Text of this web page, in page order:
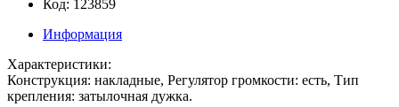
Код: 123859
Информация
Характеристики:
Конструкция: накладные, Регулятор громкости: есть, Тип
крепления: затылочная дужка.